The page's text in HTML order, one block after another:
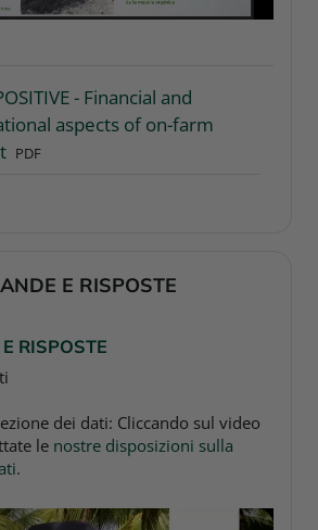
a
V
e
- Financial and
aspects of on-farm
File
PDF
E RISPOSTE
RISPOSTE
dei dati: Cliccando sul video
le nostre disposizioni sulla